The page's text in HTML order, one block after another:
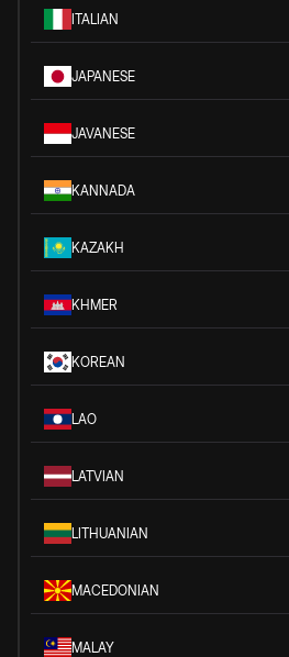
ITALIAN
JAPANESE
JAVANESE
KANNADA
KAZAKH
KHMER
KOREAN
LAO
LATVIAN
LITHUANIAN
MACEDONIAN
MALAY